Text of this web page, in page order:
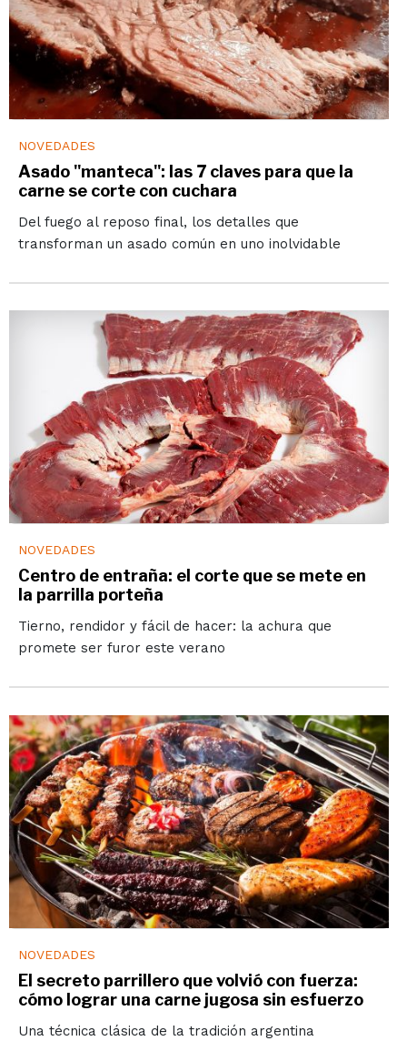
NOVEDADES
Asado "manteca": las 7 claves para que la
carne se corte con cuchara
Del fuego al reposo final, los detalles que
transforman un asado común en uno inolvidable
NOVEDADES
Centro de entraña: el corte que se mete en
la parrilla porteña
Tierno, rendidor y fácil de hacer: la achura que
promete ser furor este verano
NOVEDADES
El secreto parrillero que volvió con fuerza:
cómo lograr una carne jugosa sin esfuerzo
Una técnica clásica de la tradición argentina